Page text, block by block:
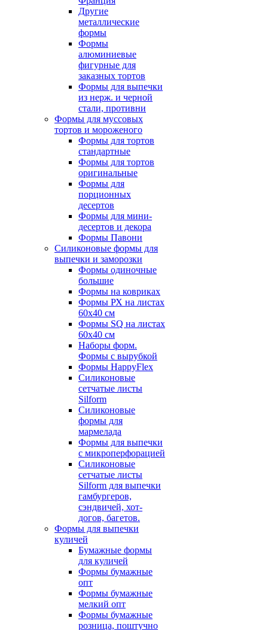
Другие
металлические
формы
Формы
алюминиевые
фигурные для
заказных тортов
Формы для выпечки
из нерж. и черной
стали, противни
Формы для муссовых
тортов и мороженого
Формы для тортов
стандартные
Формы для тортов
оригинальные
Формы для
порционных
десертов
Формы для мини-
десертов и декора
Формы Павони
Силиконовые формы для
выпечки и заморозки
Формы одиночные
большие
Формы на ковриках
Формы РХ на листах
60х40 см
Формы SQ на листах
60х40 см
Наборы форм.
Формы с вырубкой
Формы HappyFlex
Силиконовые
сетчатые листы
Silform
Силиконовые
формы для
мармелада
Формы для выпечки
с микроперфорацией
Силиконовые
сетчатые листы
Silform для выпечки
гамбургеров,
сэндвичей, хот-
догов, багетов.
Формы для выпечки
куличей
Бумажные формы
для куличей
Формы бумажные
опт
Формы бумажные
мелкий опт
Формы бумажные
розница, поштучно